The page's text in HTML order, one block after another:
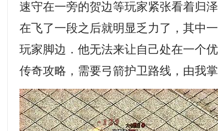
速守在一旁的贺边等玩家紧张看着归
在飞了一段之后就明显乏力了，其中
玩家脚边．他无法来让自己处在一个
传奇攻略，需要弓箭护卫路线，由我